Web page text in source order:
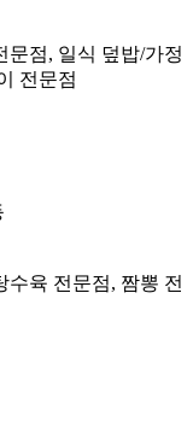
문점, 일식 덮밥/가정
전문점
수육 전문점, 짬뽕 전